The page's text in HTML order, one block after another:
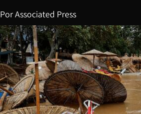
PorAssociated Press